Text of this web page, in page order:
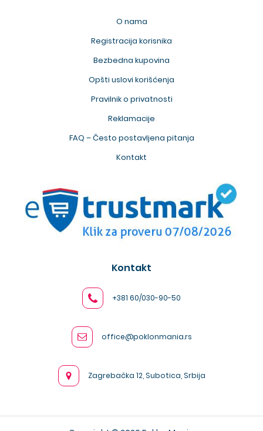
O nama
Registracija korisnika
Bezbedna kupovina
Opšti uslovi korišćenja
Pravilnik o privatnosti
Reklamacije
FAQ – Često postavljena pitanja
Kontakt
Kontakt
+381 60/030-90-50
office@poklonmania.rs
Zagrebačka 12, Subotica, Srbija